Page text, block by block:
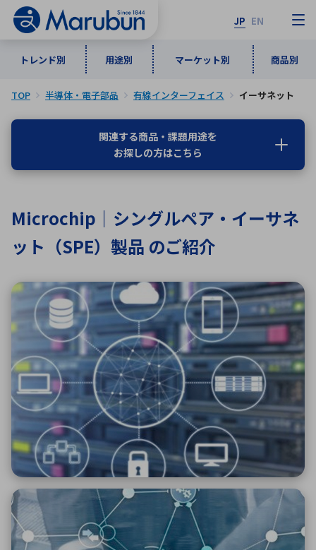
JP EN
トレンド別 用途別 マーケット別 商品別
トレンド別
インダストリアルDXソリューション
5G・Local 5G
ロボティクス（AI）
データセンタ・クラウド
ミリ波レーダー
ブログ｜ここから始まる最新技術
用途別
通信・ネットワーク
監視・セキュリティ
品質管理・検査
接着・接合
製品製造・加工
レーダ・衛星通信
マーケット別
情報通信 宇宙・防衛
民生 医療
商品別
計測・測定・表示機器 検査・分析機器
ICTソリューション 組立・ロボティクス
レーザー・光学部品 組込コンピュータ
特定用途向け・その他 サービス
医療機器
メーカ一覧
な行
は行 ま行
や行
ら行
わ行
アルファベット順
A B C
D
E
F G
H
I
J K
L
M
N O
P
Q
S
T
U
V W
X
Y
Z
検索
TOP 半導体・電子部品 有線インターフェイス イーサネット
関連する商品・課題用途を
お探しの方はこちら
Microchip｜シングルペア・イーサネ
ット（SPE）製品 のご紹介